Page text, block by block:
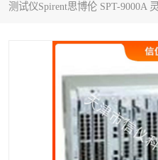
测试仪Spirent思博伦 SPT-9000A
思博伦Spirent C50
思博伦Spirent C100
思博伦Spirent N11U
思博伦600B
思博伦Spirent SPT-3U